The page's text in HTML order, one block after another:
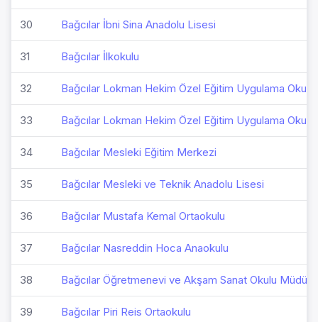
30 Bağcılar İbni Sina Anadolu Lisesi
31 Bağcılar İlkokulu
32 Bağcılar Lokman Hekim Özel Eğitim Uygulama
33 Bağcılar Lokman Hekim Özel Eğitim Uygulama
34 Bağcılar Mesleki Eğitim Merkezi
35 Bağcılar Mesleki ve Teknik Anadolu Lisesi
36 Bağcılar Mustafa Kemal Ortaokulu
37 Bağcılar Nasreddin Hoca Anaokulu
38 Bağcılar Öğretmenevi ve Akşam Sanat Okulu
39 Bağcılar Piri Reis Ortaokulu